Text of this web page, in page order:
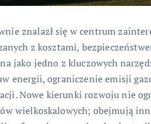
znalazł się w centrum
z kosztami,
jako jedno z kluczowych
energii, ograniczenie emisji
Nowe kierunki rozwoju nie
wielkoskalowych; obejmują